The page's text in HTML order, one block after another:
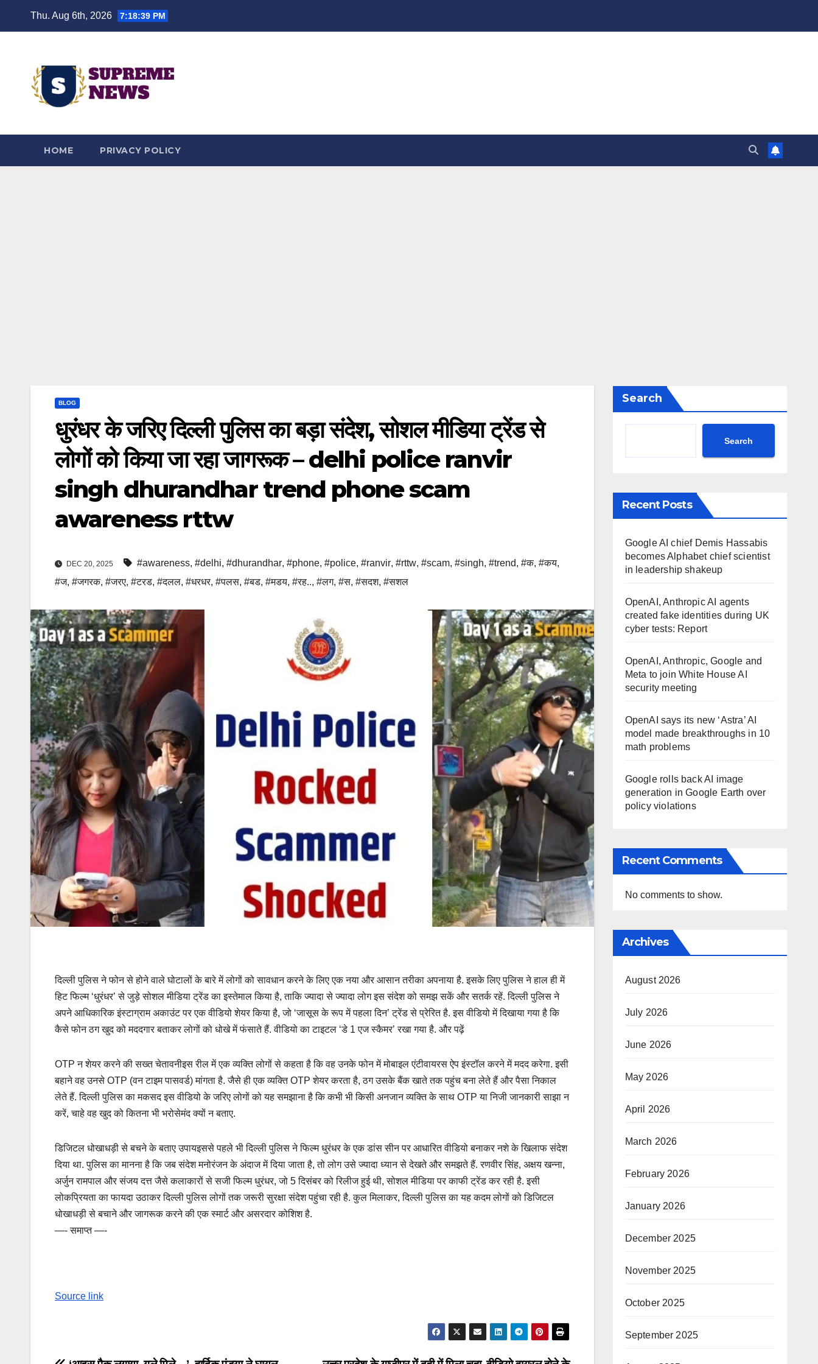
Thu. Aug 6th, 2026 7:18:40 PM
HOME PRIVACY POLICY
BLOG
धुरंधर के जरिए दिल्ली पुलिस का बड़ा संदेश, सोशल मीडिया ट्रेंड से
लोगों को किया जा रहा जागरूक – delhi police ranvir
singh dhurandhar trend phone scam
awareness rttw
DEC 20, 2025 #awareness, #delhi, #dhurandhar, #phone, #police, #ranvir, #rttw, #scam, #singh, #trend, #क, #कय,
#ज, #जगरक, #जरए, #टरड, #दलल, #धरधर, #पलस, #बड, #मडय, #रह.., #लग, #स, #सदश, #सशल
दिल्ली पुलिस ने फोन से होने वाले घोटालों के बारे में लोगों को सावधान करने के लिए एक नया और आसान तरीका अपनाया है. इसके लिए पुलिस ने हाल ही में
हिट फिल्म ‘धुरंधर’ से जुड़े सोशल मीडिया ट्रेंड का इस्तेमाल किया है, ताकि ज्यादा से ज्यादा लोग इस संदेश को समझ सकें और सतर्क रहें. दिल्ली पुलिस ने
अपने आधिकारिक इंस्टाग्राम अकाउंट पर एक वीडियो शेयर किया है, जो ‘जासूस के रूप में पहला दिन’ ट्रेंड से प्रेरित है. इस वीडियो में दिखाया गया है कि
कैसे फोन ठग खुद को मददगार बताकर लोगों को धोखे में फंसाते हैं. वीडियो का टाइटल ‘डे 1 एज स्कैमर’ रखा गया है. और पढ़ें
OTP न शेयर करने की सख्त चेतावनीइस रील में एक व्यक्ति लोगों से कहता है कि वह उनके फोन में मोबाइल एंटीवायरस ऐप इंस्टॉल करने में मदद करेगा. इसी
बहाने वह उनसे OTP (वन टाइम पासवर्ड) मांगता है. जैसे ही एक व्यक्ति OTP शेयर करता है, ठग उसके बैंक खाते तक पहुंच बना लेते हैं और पैसा निकाल
लेते हैं. दिल्ली पुलिस का मकसद इस वीडियो के जरिए लोगों को यह समझाना है कि कभी भी किसी अनजान व्यक्ति के साथ OTP या निजी जानकारी साझा न
करें, चाहे वह खुद को कितना भी भरोसेमंद क्यों न बताए.
डिजिटल धोखाधड़ी से बचने के बताए उपायइससे पहले भी दिल्ली पुलिस ने फिल्म धुरंधर के एक डांस सीन पर आधारित वीडियो बनाकर नशे के खिलाफ संदेश
दिया था. पुलिस का मानना है कि जब संदेश मनोरंजन के अंदाज में दिया जाता है, तो लोग उसे ज्यादा ध्यान से देखते और समझते हैं. रणवीर सिंह, अक्षय खन्ना,
अर्जुन रामपाल और संजय दत्त जैसे कलाकारों से सजी फिल्म धुरंधर, जो 5 दिसंबर को रिलीज हुई थी, सोशल मीडिया पर काफी ट्रेंड कर रही है. इसी
लोकप्रियता का फायदा उठाकर दिल्ली पुलिस लोगों तक जरूरी सुरक्षा संदेश पहुंचा रही है. कुल मिलाकर, दिल्ली पुलिस का यह कदम लोगों को डिजिटल
धोखाधड़ी से बचाने और जागरूक करने की एक स्मार्ट और असरदार कोशिश है.
—- समाप्त —-
Source link
Search
Search
Recent Posts
Google AI chief Demis Hassabis
becomes Alphabet chief scientist
in leadership shakeup
OpenAI, Anthropic AI agents
created fake identities during UK
cyber tests: Report
OpenAI, Anthropic, Google and
Meta to join White House AI
security meeting
OpenAI says its new ‘Astra’ AI
model made breakthroughs in 10
math problems
Google rolls back AI image
generation in Google Earth over
policy violations
Recent Comments
No comments to show.
Archives
August 2026
July 2026
June 2026
May 2026
April 2026
March 2026
February 2026
January 2026
December 2025
November 2025
October 2025
September 2025